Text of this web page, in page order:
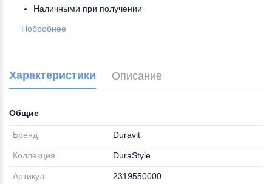
Наличными при получении
Побробнее
Характеристики Описание
Общие
Бренд Duravit
Коллекция DuraStyle
Артикул 2319550000